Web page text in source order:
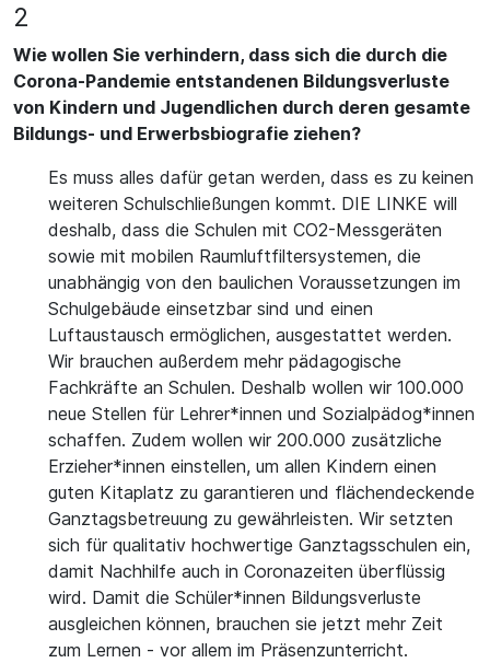
2
Wie wollen Sie verhindern, dass sich die durch die
Corona-Pandemie entstandenen Bildungsverluste
von Kindern und Jugendlichen durch deren gesamte
Bildungs- und Erwerbsbiografie ziehen?
Es muss alles dafür getan werden, dass es zu keinen
weiteren Schulschließungen kommt. DIE LINKE will
deshalb, dass die Schulen mit CO2-Messgeräten
sowie mit mobilen Raumluftfiltersystemen, die
unabhängig von den baulichen Voraussetzungen im
Schulgebäude einsetzbar sind und einen
Luftaustausch ermöglichen, ausgestattet werden.
Wir brauchen außerdem mehr pädagogische
Fachkräfte an Schulen. Deshalb wollen wir 100.000
neue Stellen für Lehrer*innen und Sozialpädog*innen
schaffen. Zudem wollen wir 200.000 zusätzliche
Erzieher*innen einstellen, um allen Kindern einen
guten Kitaplatz zu garantieren und flächendeckende
Ganztagsbetreuung zu gewährleisten. Wir setzten
sich für qualitativ hochwertige Ganztagsschulen ein,
damit Nachhilfe auch in Coronazeiten überflüssig
wird. Damit die Schüler*innen Bildungsverluste
ausgleichen können, brauchen sie jetzt mehr Zeit
zum Lernen - vor allem im Präsenzunterricht.